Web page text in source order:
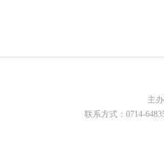
主
联系方式：0714-